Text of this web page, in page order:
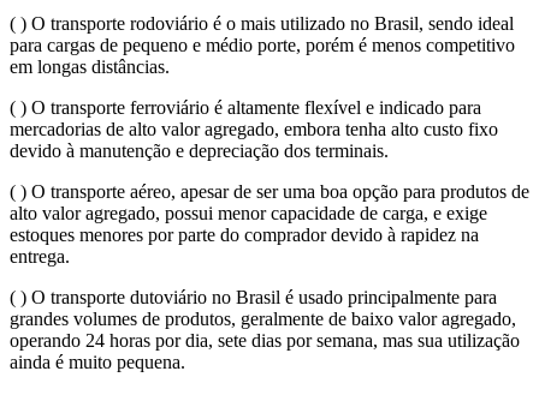
( ) O transporte rodoviário é o mais utilizado no Brasil, sendo ideal
para cargas de pequeno e médio porte, porém é menos competitivo
em longas distâncias.
( ) O transporte ferroviário é altamente flexível e indicado para
mercadorias de alto valor agregado, embora tenha alto custo fixo
devido à manutenção e depreciação dos terminais.
( ) O transporte aéreo, apesar de ser uma boa opção para produtos de
alto valor agregado, possui menor capacidade de carga, e exige
estoques menores por parte do comprador devido à rapidez na
entrega.
( ) O transporte dutoviário no Brasil é usado principalmente para
grandes volumes de produtos, geralmente de baixo valor agregado,
operando 24 horas por dia, sete dias por semana, mas sua utilização
ainda é muito pequena.